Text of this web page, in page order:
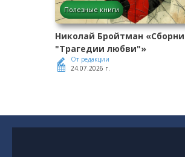
Полезные книги
Николай Бройтман
"Трагедии любви"»
От редакции
24.07.2026 г.